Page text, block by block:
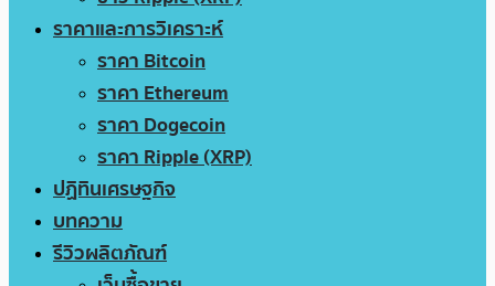
ราคาและการวิเคราะห์
ราคา Bitcoin
ราคา Ethereum
ราคา Dogecoin
ราคา Ripple (XRP)
ปฏิทินเศรษฐกิจ
บทความ
รีวิวผลิตภัณฑ์